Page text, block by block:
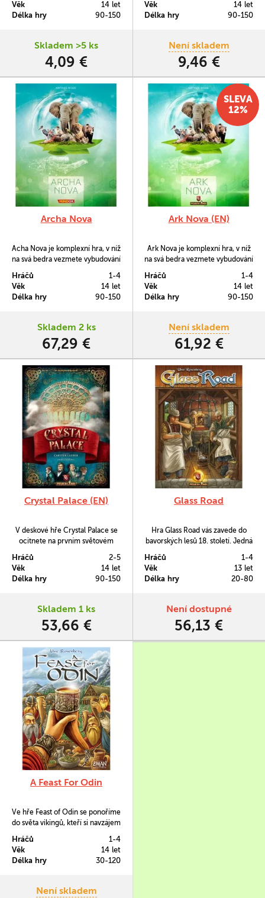
Věk
14 let
Délka hry
90-150
Skladem >5 ks
4,09 €
Věk
14 let
Délka hry
90-150
Není skladem
9,46 €
Archa Nova
Acha Nova je komplexní hra, v níž
na svá bedra vezmete vybudování
jsou sice důležití, vy však
nezapomínáte ani na ekologický
aspekt svého úsilí - totiž na
přírody a plnění různých
Hráčů
1-4
Věk
14 let
Délka hry
90-150
Skladem 2 ks
67,29 €
Ark Nova (EN)
Ark Nova je komplexní hra, v níž
na svá bedra vezmete vybudování
jsou sice důležití, vy však
nezapomínáte ani na ekologický
aspekt svého úsilí - totiž na
přírody a plnění různých
záchranných programů.
Hráčů
1-4
Věk
14 let
Délka hry
90-150
Není skladem
61,92 €
SLEVA
12%
Crystal Palace (EN)
V deskové hře Crystal Palace se
ocitnete na prvním světovém
roce 1851. Budete zde
zastupovat svůj národ a pokusíte
se ostatní uchvátit velkolepými
mocných lidí.
Hráčů
2-5
Věk
14 let
Délka hry
90-150
Skladem 1 ks
53,66 €
Glass Road
Hra Glass Road vás zavede do
bavorských lesů 18. století. Jedná
vynikající ve dvou hráčích.
Hráčů
1-4
Věk
13 let
Délka hry
20-80
Není dostupné
56,13 €
A Feast For Odin
Ve hře Feast of Odin se ponoříme
do světa vikingů, kteří si navzájem
lovu, plenění, nájezdech,
vypalování vsí a tak dále.
Hráčů
1-4
Věk
14 let
Délka hry
30-120
Není skladem